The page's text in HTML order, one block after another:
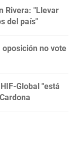
Rivera: "Llevar
del país"
oposición no vote
Global "está